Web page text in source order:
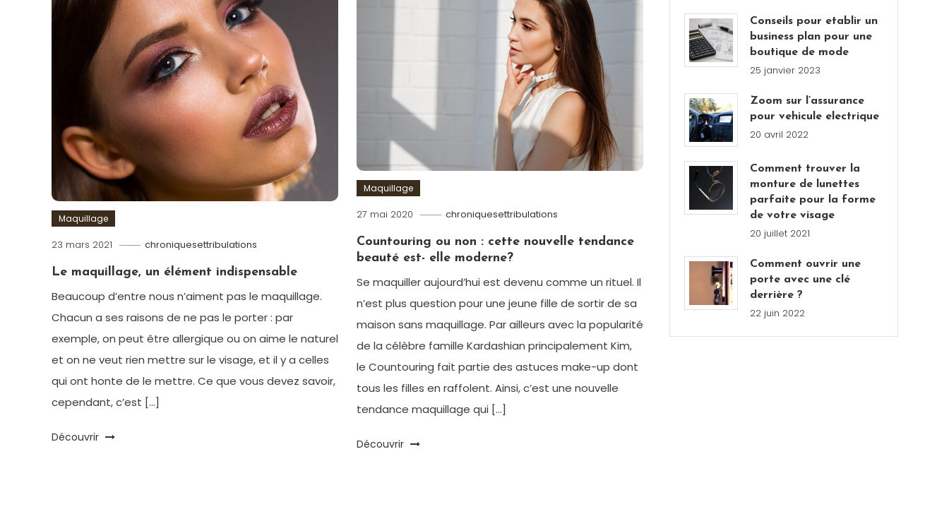
Maquillage
23 mars 2021 chroniquesettribulations
Le maquillage, un élément indispensable
Beaucoup d’entre nous n’aiment pas le maquillage.
Chacun a ses raisons de ne pas le porter : par
exemple, on peut être allergique ou on aime le naturel
et on ne veut rien mettre sur le visage, et il y a celles
qui ont honte de le mettre. Ce que vous devez savoir,
cependant, c’est […]
Découvrir
Maquillage
27 mai 2020 chroniquesettribulations
Countouring ou non : cette nouvelle tendance
beauté est- elle moderne?
Se maquiller aujourd’hui est devenu comme un rituel. Il
n’est plus question pour une jeune fille de sortir de sa
maison sans maquillage. Par ailleurs avec la popularité
de la célèbre famille Kardashian principalement Kim,
le Countouring fait partie des astuces make-up dont
tous les filles en raffolent. Ainsi, c’est une nouvelle
tendance maquillage qui […]
Découvrir
Conseils pour etablir un
business plan pour une
boutique de mode
25 janvier 2023
Zoom sur l’assurance
pour vehicule electrique
20 avril 2022
Comment trouver la
monture de lunettes
parfaite pour la forme
de votre visage
20 juillet 2021
Comment ouvrir une
porte avec une clé
derrière ?
22 juin 2022